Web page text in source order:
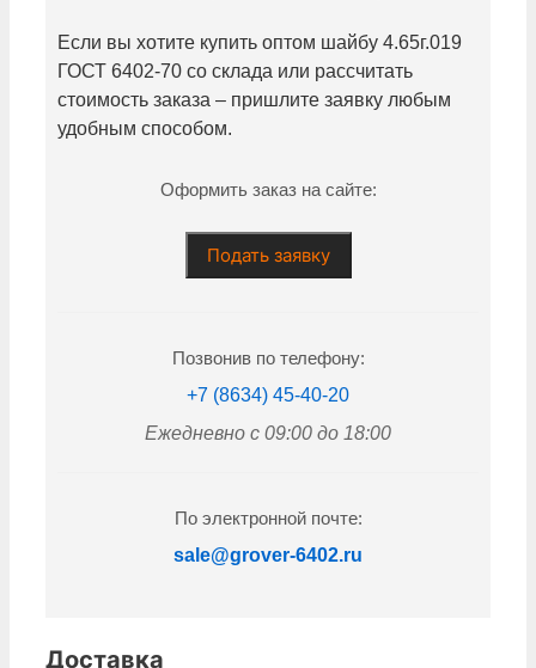
Если вы хотите купить оптом шайбу 4.65г.019
ГОСТ 6402-70 со склада или рассчитать
стоимость заказа – пришлите заявку любым
удобным способом.
Оформить заказ на сайте:
Подать заявку
Позвонив по телефону:
+7 (8634) 45-40-20
Ежедневно с 09:00 до 18:00
По электронной почте:
sale@grover-6402.ru
Доставка